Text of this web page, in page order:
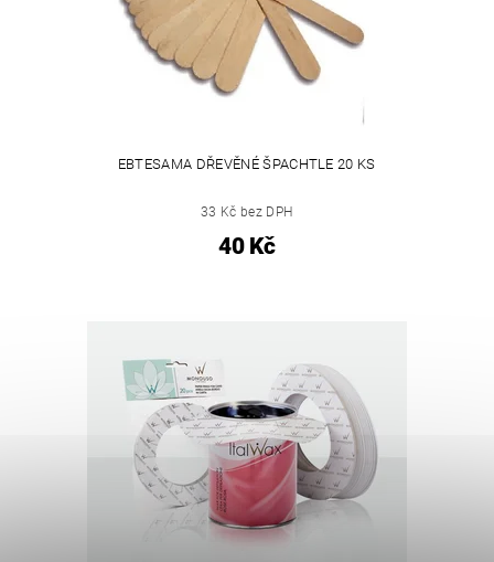
EBTESAMA DŘEVĚNÉ ŠPACHTLE 20 KS
33 Kč bez DPH
40 Kč